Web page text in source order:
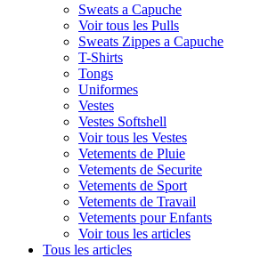
Sweats a Capuche
Voir tous les Pulls
Sweats Zippes a Capuche
T-Shirts
Tongs
Uniformes
Vestes
Vestes Softshell
Voir tous les Vestes
Vetements de Pluie
Vetements de Securite
Vetements de Sport
Vetements de Travail
Vetements pour Enfants
Voir tous les articles
Tous les articles